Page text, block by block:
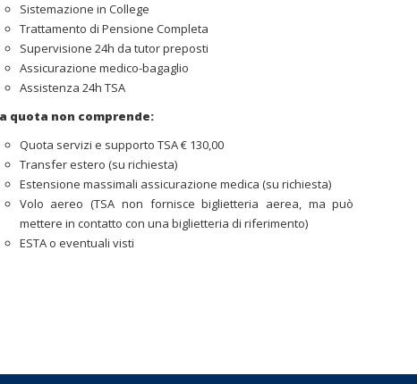
Sistemazione in College
Trattamento di Pensione Completa
Supervisione 24h da tutor preposti
Assicurazione medico-bagaglio
Assistenza 24h TSA
quota non comprende:
Quota servizi e supporto TSA € 130,00
Transfer estero (su richiesta)
Estensione massimali assicurazione medica (su richiesta)
Volo aereo (TSA non fornisce biglietteria aerea, ma può
mettere in contatto con una biglietteria di riferimento)
ESTA o eventuali visti